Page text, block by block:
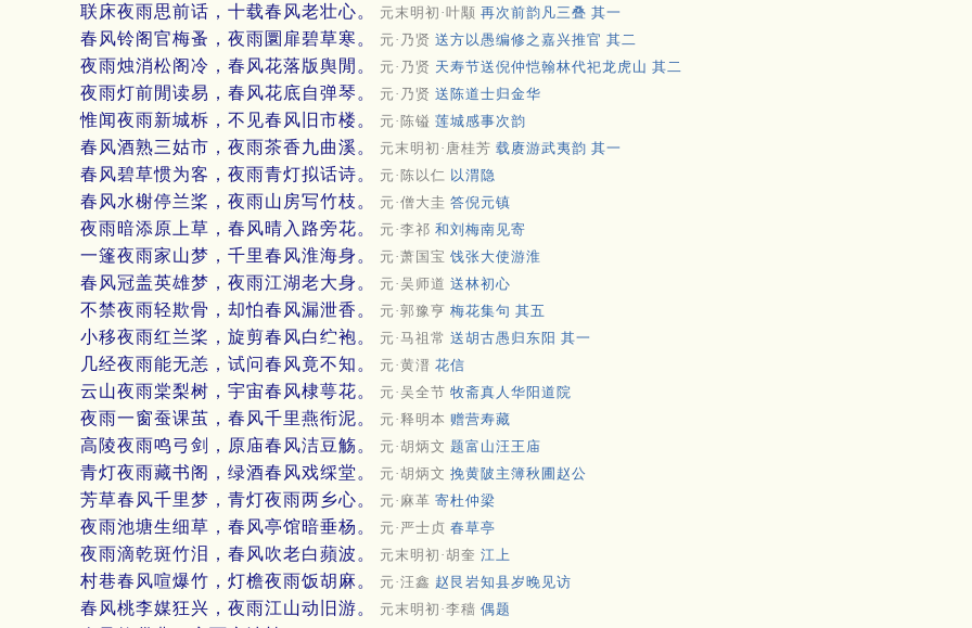
联床夜雨思前话，十载春风老壮心。 元末明初·叶颙 再次前韵凡三叠 其一
春风铃阁官梅蚤，夜雨圜扉碧草寒。 元·乃贤 送方以愚编修之嘉兴推官 其二
夜雨烛消松阁冷，春风花落版舆閒。 元·乃贤 天寿节送倪仲恺翰林代祀龙虎山 其二
夜雨灯前閒读易，春风花底自弹琴。 元·乃贤 送陈道士归金华
惟闻夜雨新城柝，不见春风旧市楼。 元·陈镒 莲城感事次韵
春风酒熟三姑市，夜雨茶香九曲溪。 元末明初·唐桂芳 载赓游武夷韵 其一
春风碧草惯为客，夜雨青灯拟话诗。 元·陈以仁 以渭隐
春风水榭停兰桨，夜雨山房写竹枝。 元·僧大圭 答倪元镇
夜雨暗添原上草，春风晴入路旁花。 元·李祁 和刘梅南见寄
一篷夜雨家山梦，千里春风淮海身。 元·萧国宝 饯张大使游淮
春风冠盖英雄梦，夜雨江湖老大身。 元·吴师道 送林初心
不禁夜雨轻欺骨，却怕春风漏泄香。 元·郭豫亨 梅花集句 其五
小移夜雨红兰桨，旋剪春风白纻袍。 元·马祖常 送胡古愚归东阳 其一
几经夜雨能无恙，试问春风竟不知。 元·黄溍 花信
云山夜雨棠梨树，宇宙春风棣萼花。 元·吴全节 牧斋真人华阳道院
夜雨一窗蚕课茧，春风千里燕衔泥。 元·释明本 赠营寿藏
高陵夜雨鸣弓剑，原庙春风洁豆觞。 元·胡炳文 题富山汪王庙
青灯夜雨藏书阁，绿酒春风戏䌽堂。 元·胡炳文 挽黄陂主簿秋圃赵公
芳草春风千里梦，青灯夜雨两乡心。 元·麻革 寄杜仲梁
夜雨池塘生细草，春风亭馆暗垂杨。 元·严士贞 春草亭
夜雨滴乾斑竹泪，春风吹老白蘋波。 元末明初·胡奎 江上
村巷春风喧爆竹，灯檐夜雨饭胡麻。 元·汪鑫 赵艮岩知县岁晚见访
春风桃李媒狂兴，夜雨江山动旧游。 元末明初·李穑 偶题